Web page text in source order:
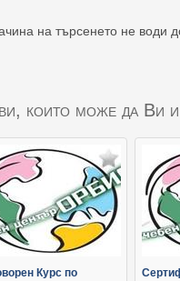
на търсенето не води
които може да Ви
Курс по